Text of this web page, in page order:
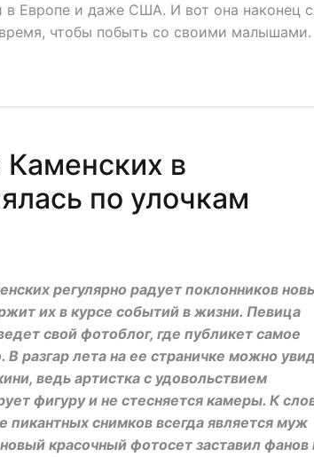
в Европе и даже США. И вот она наконец
чтобы побыть со своими малышами.
Каменских в
по улочкам
регулярно радует поклонников
их в курсе событий в жизни. Певица
свой фотоблог, где публикет самое
В разгар лета на ее страничке можно
ведь артистка с удовольствием
фигуру и не стесняется камеры. К
пикантных снимков всегда является муж
красочный фотосет заставил фанов